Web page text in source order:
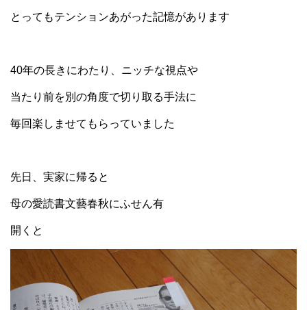
とってもテンションあがった記憶があります
40年の長きにわたり、ニッチな視点や
当たり前を別の角度で切り取る手法に
毎回楽しませてもらっていました
先日、実家に帰ると
母の愛読書文藝春秋にふせん有
開くと